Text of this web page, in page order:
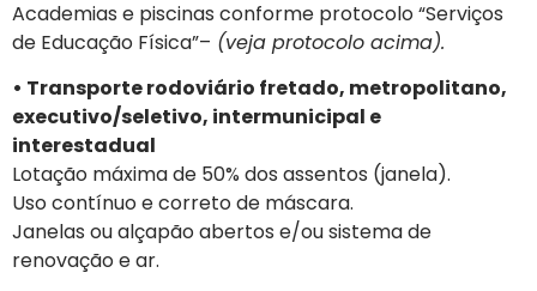
Academias e piscinas conforme protocolo “Serviços
de Educação Física”– (veja protocolo acima).
• Transporte rodoviário fretado, metropolitano,
executivo/seletivo, intermunicipal e
interestadual
Lotação máxima de 50% dos assentos (janela).
Uso contínuo e correto de máscara.
Janelas ou alçapão abertos e/ou sistema de
renovação e ar.